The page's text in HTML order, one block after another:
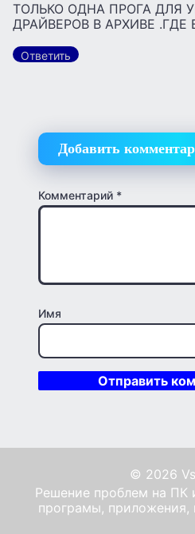
ТОЛЬКО ОДНА ПРОГА ДЛЯ
ДРАЙВЕРОВ В АРХИВЕ .ГДЕ
Ответить
Добавить
Комментарий *
Имя
© 2026
Решение проблем на ПК
програмы, приложения,